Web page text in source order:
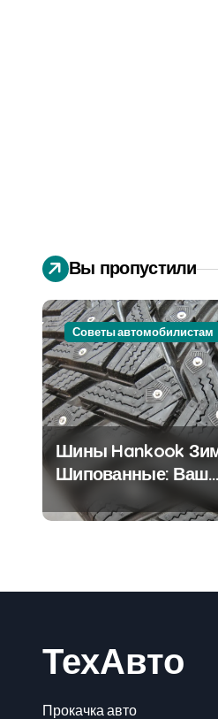
Вы пропустили
Советы автомобилистам
Шины Hankook
Шипованные: Ваш
Надежный Партнёр
на Снежных
ТехАвто
Прокачка авто